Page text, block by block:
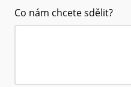
Co nám chcete sdělit?